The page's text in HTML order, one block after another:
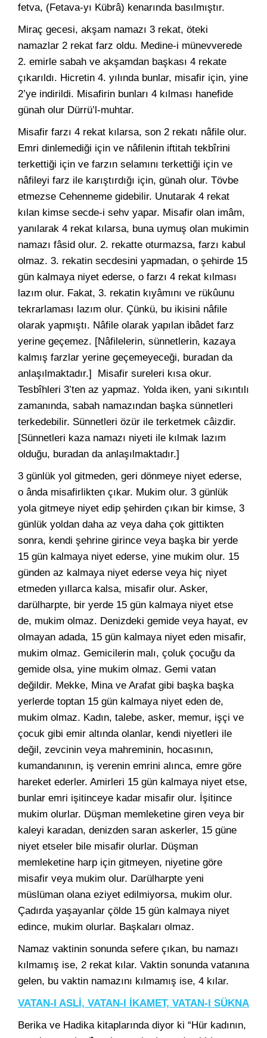
fetva, (Fetava-yı Kübrâ) kenarında basılmıştır.
Miraç gecesi, akşam namazı 3 rekat, öteki
namazlar 2 rekat farz oldu. Medine-i münevverede
2. emirle sabah ve akşamdan başkası 4 rekate
çıkarıldı. Hicretin 4. yılında bunlar, misafir için, yine
2’ye indirildi. Misafirin bunları 4 kılması hanefide
günah olur Dürrü’l-muhtar.
Misafir farzı 4 rekat kılarsa, son 2 rekatı nâfile olur.
Emri dinlemediği için ve nâfilenin iftitah tekbîrini
terkettiği için ve farzın selamını terkettiği için ve
nâfileyi farz ile karıştırdığı için, günah olur. Tövbe
etmezse Cehenneme gidebilir. Unutarak 4 rekat
kılan kimse secde-i sehv yapar. Misafir olan imâm,
yanılarak 4 rekat kılarsa, buna uymuş olan mukimin
namazı fâsid olur. 2. rekatte oturmazsa, farzı kabul
olmaz. 3. rekatin secdesini yapmadan, o şehirde 15
gün kalmaya niyet ederse, o farzı 4 rekat kılması
lazım olur. Fakat, 3. rekatin kıyâmını ve rükûunu
tekrarlaması lazım olur. Çünkü, bu ikisini nâfile
olarak yapmıştı. Nâfile olarak yapılan ibâdet farz
yerine geçemez. [Nâfilelerin, sünnetlerin, kazaya
kalmış farzlar yerine geçemeyeceği, buradan da
anlaşılmaktadır.] Misafir sureleri kısa okur.
Tesbîhleri 3’ten az yapmaz. Yolda iken, yani sıkıntılı
zamanında, sabah namazından başka sünnetleri
terkedebilir. Sünnetleri özür ile terketmek câizdir.
[Sünnetleri kaza namazı niyeti ile kılmak lazım
olduğu, buradan da anlaşılmaktadır.]
3 günlük yol gitmeden, geri dönmeye niyet ederse,
o ânda misafirlikten çıkar. Mukim olur. 3 günlük
yola gitmeye niyet edip şehirden çıkan bir kimse, 3
günlük yoldan daha az veya daha çok gittikten
sonra, kendi şehrine girince veya başka bir yerde
15 gün kalmaya niyet ederse, yine mukim olur. 15
günden az kalmaya niyet ederse veya hiç niyet
etmeden yıllarca kalsa, misafir olur. Asker,
darülharpte, bir yerde 15 gün kalmaya niyet etse
de, mukim olmaz. Denizdeki gemide veya hayat, ev
olmayan adada, 15 gün kalmaya niyet eden misafir,
mukim olmaz. Gemicilerin malı, çoluk çocuğu da
gemide olsa, yine mukim olmaz. Gemi vatan
değildir. Mekke, Mina ve Arafat gibi başka başka
yerlerde toptan 15 gün kalmaya niyet eden de,
mukim olmaz. Kadın, talebe, asker, memur, işçi ve
çocuk gibi emir altında olanlar, kendi niyetleri ile
değil, zevcinin veya mahreminin, hocasının,
kumandanının, iş verenin emrini alınca, emre göre
hareket ederler. Amirleri 15 gün kalmaya niyet etse,
bunlar emri işitinceye kadar misafir olur. İşitince
mukim olurlar. Düşman memleketine giren veya bir
kaleyi karadan, denizden saran askerler, 15 güne
niyet etseler bile misafir olurlar. Düşman
memleketine harp için gitmeyen, niyetine göre
misafir veya mukim olur. Darülharpte yeni
müslüman olana eziyet edilmiyorsa, mukim olur.
Çadırda yaşayanlar çölde 15 gün kalmaya niyet
edince, mukim olurlar. Başkaları olmaz.
Namaz vaktinin sonunda sefere çıkan, bu namazı
kılmamış ise, 2 rekat kılar. Vaktin sonunda vatanına
gelen, bu vaktin namazını kılmamış ise, 4 kılar.
VATAN-I ASLİ, VATAN-I İKAMET, VATAN-I SÜKNA
Berika ve Hadika kitaplarında diyor ki “Hür kadının,